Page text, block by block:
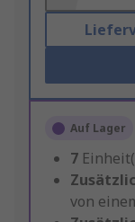
Auf Lager
7
von